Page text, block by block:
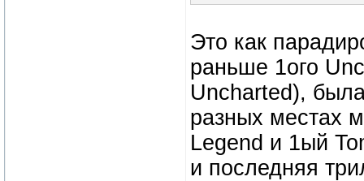
Это как
раньше 1ого
Uncharted),
разных местах
Legend и 1ый
и последняя